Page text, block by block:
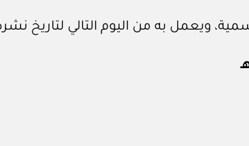
ويعمل به من اليوم التالي لتاريخ